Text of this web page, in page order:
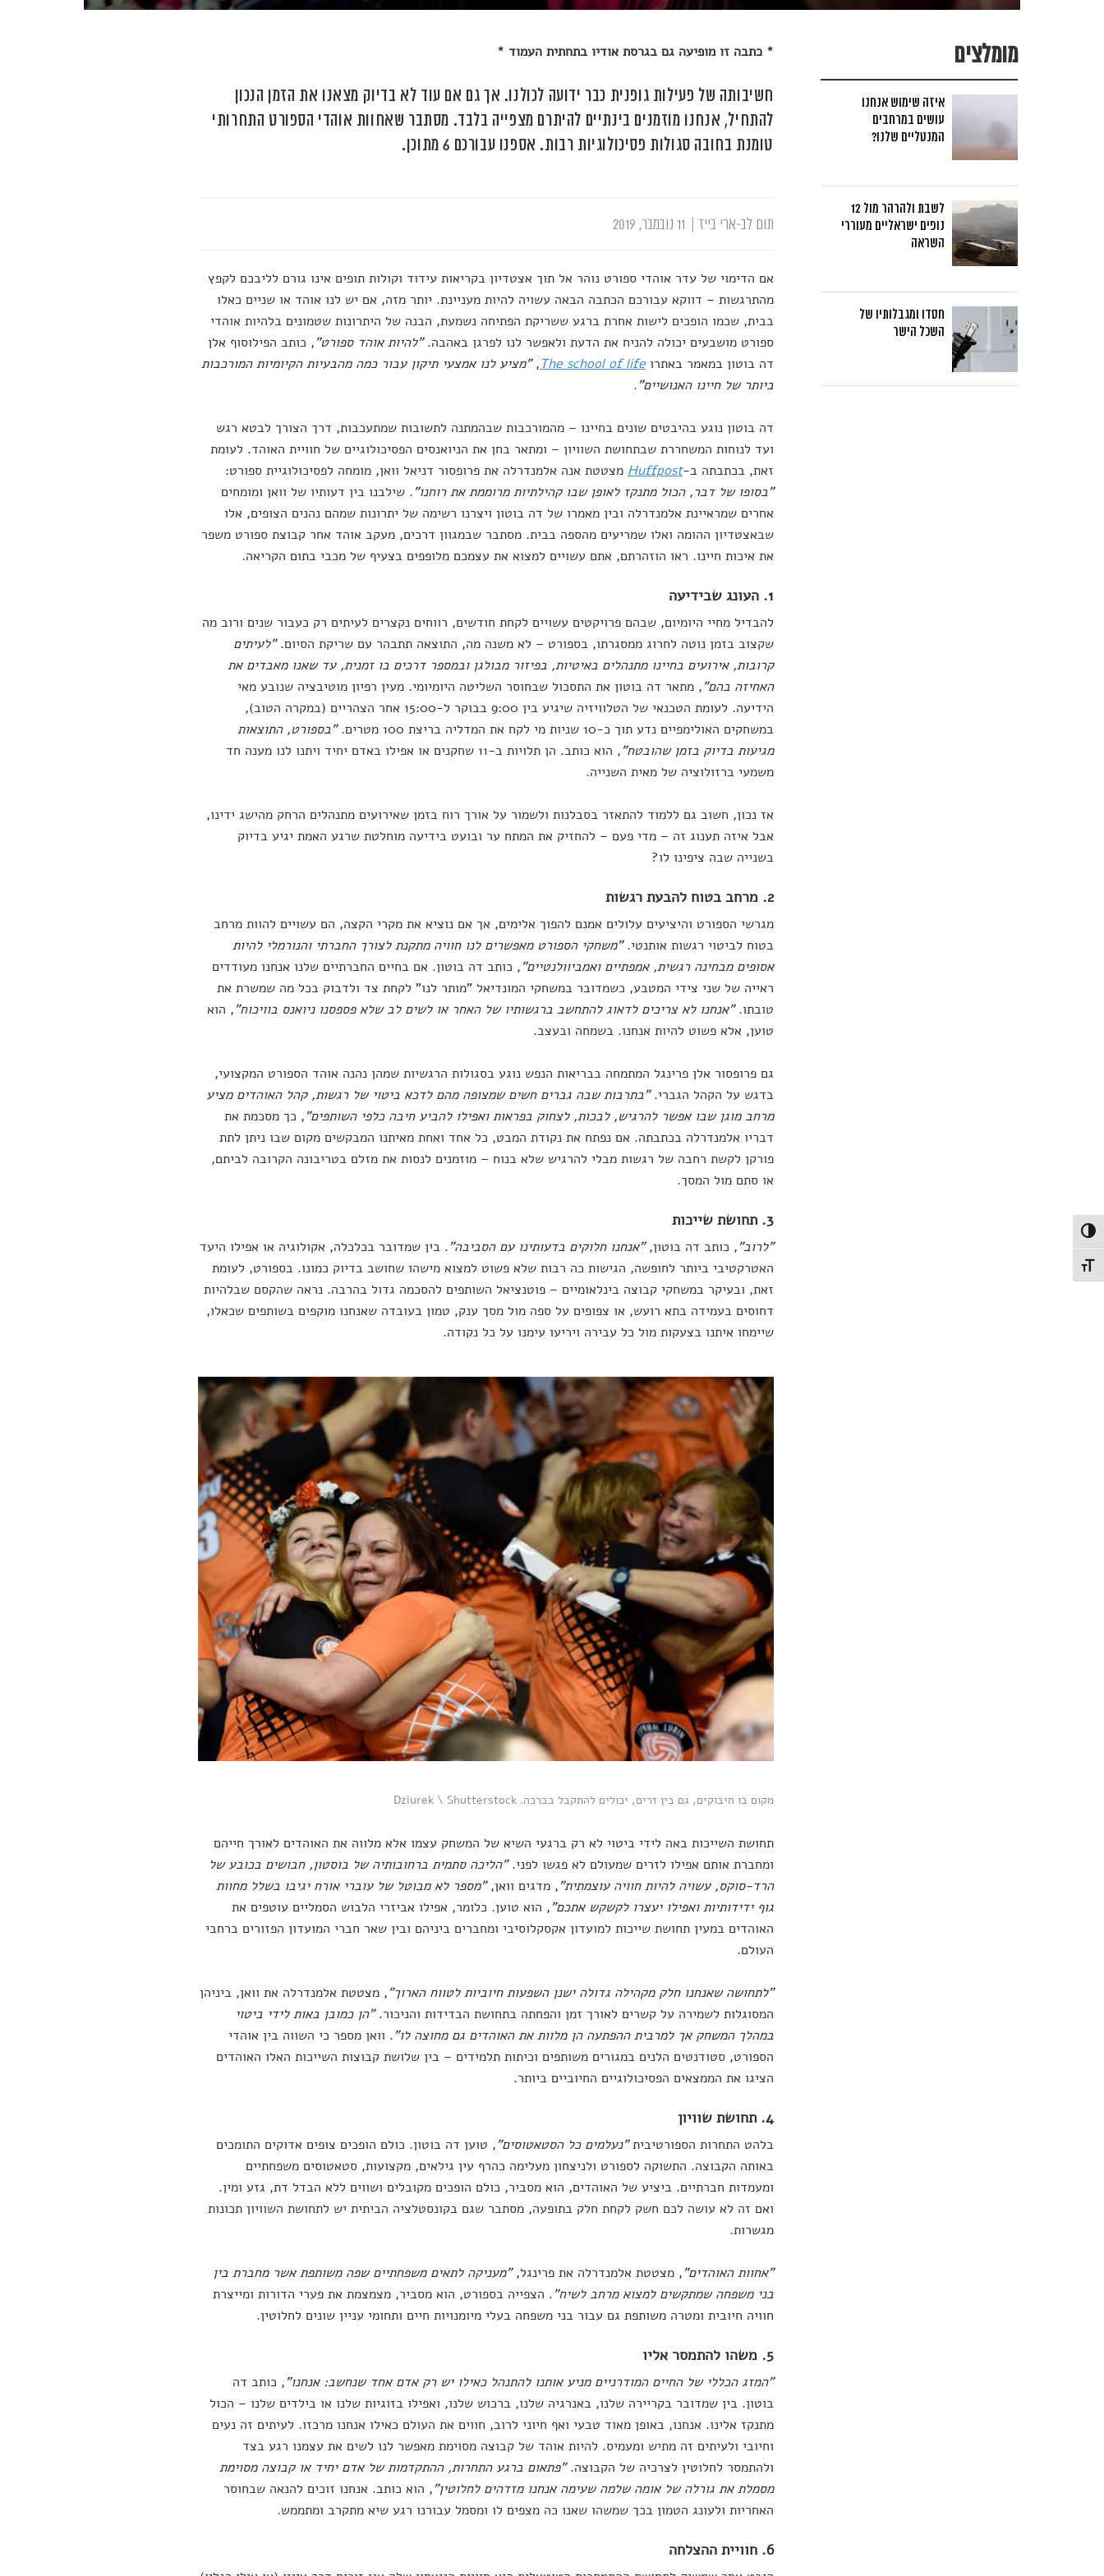
הפעל/כבה ניגודיות גבוהה
מתג גודל גופן
* כתבה זו מופיעה גם בגרסת אודיו בתחתית העמוד *
חשיבותה של פעילות גופנית כבר ידועה לכולנו. אך גם אם עוד לא בדיוק מצאנו את הזמן הנכון
להתחיל, אנחנו מוזמנים בינתיים להיתרם מצפייה בלבד. מסתבר שאחוות אוהדי הספורט התחרותי
טומנת בחובה סגולות פסיכולוגיות רבות. אספנו עבורכם 6 מתוכן.
תום לב-ארי בייז
אם הדימוי של עדר אוהדי ספורט נוהר אל תוך אצטדיון בקריאות עידוד וקולות תופים אינו גורם לליבכם לקפץ
מהתרגשות – דווקא עבורכם הכתבה הבאה עשויה להיות מעניינת. יותר מזה, אם יש לנו אוהד או שניים כאלו
בבית, שכמו הופכים לישות אחרת ברגע ששריקת הפתיחה נשמעת, הבנה של היתרונות שטמונים בלהיות אוהדי
ספורט מושבעים יכולה להניח את הדעת ולאפשר לנו לפרגן באהבה."להיות אוהד ספורט", כותב הפילוסוף אלן
דה בוטון במאמר באתרו The school of life
,"מציע לנו אמצעי תיקון עבור כמה מהבעיות הקיומיות המורכבות
ביותר של חיינו האנושיים".
דה בוטון נוגע בהיבטים שונים בחיינו – מהמורכבות שבהמתנה לתשובות שמתעכבות, דרך הצורך לבטא רגש
ועד לנוחות המשחררת שבתחושת השוויון – ומתאר בחן את הניואנסים הפסיכולוגיים של חוויית האוהד. לעומת
זאת, בכתבתה ב-Huffpost מצטטת אנה אלמנדרלה את פרופסור דניאל וואן, מומחה לפסיכולוגיית ספורט:
"בסופו של דבר, הכול מתנקז לאופן שבו קהילתיות מרוממת את רוחנו". שילבנו בין דעותיו של וואן ומומחים
אחרים שמראיינת אלמנדרלה ובין מאמרו של דה בוטון ויצרנו רשימה של יתרונות שמהם נהנים הצופים, אלו
שבאצטדיון ההומה ואלו שמריעים מהספה בבית. מסתבר שבמגוון דרכים, מעקב אוהד אחר קבוצת ספורט משפר
את איכות חיינו. ראו הוזהרתם, אתם עשויים למצוא את עצמכם מלופפים בצעיף של מכבי בתום הקריאה.
1. העונג שבידיעה
להבדיל מחיי היומיום, שבהם פרויקטים עשויים לקחת חודשים, רווחים נקצרים לעיתים רק כעבור שנים ורוב מה
שקצוב בזמן נוטה לחרוג ממסגרתו, בספורט – לא משנה מה, התוצאה תתבהר עם שריקת הסיום."לעיתים
קרובות, אירועים בחיינו מתנהלים באיטיות, בפיזור מבולגן ובמספר דרכים בו זמנית, עד שאנו מאבדים את
האחיזה בהם", מתאר דה בוטון את התסכול שבחוסר השליטה היומיומי. מעין רפיון מוטיבציה שנובע מאי
הידיעה. לעומת הטכנאי של הטלוויזיה שיגיע בין 9:00 בבוקר ל-15:00 אחר הצהריים (במקרה הטוב),
במשחקים האולימפיים נדע תוך כ-10 שניות מי לקח את המדליה בריצת 100 מטרים.
"בספורט, התוצאות
מגיעות בדיוק בזמן שהובטח"
, הוא כותב. הן תלויות ב-11 שחקנים או אפילו באדם יחיד ויתנו לנו מענה חד
משמעי ברזולוציה של מאית השנייה.
אז נכון, חשוב גם ללמוד להתאזר בסבלנות ולשמור על אורך רוח בזמן שאירועים מתנהלים הרחק מהישג ידינו,
אבל איזה תענוג זה – מדי פעם – להחזיק את המתח ער ובועט בידיעה מוחלטת שרגע האמת יגיע בדיוק
בשנייה שבה ציפינו לו?
2. מרחב בטוח להבעת רגשות
מגרשי הספורט והיציעים עלולים אמנם להפוך אלימים, אך אם נוציא את מקרי הקצה, הם עשויים להוות מרחב
בטוח לביטוי רגשות אותנטי."משחקי הספורט מאפשרים לנו חוויה מתקנת לצורך החברתי והנורמלי להיות
אסופים מבחינה רגשית, אמפתיים ואמביוולנטיים", כותב דה בוטון. אם בחיים החברתיים שלנו אנחנו מעודדים
ראייה של שני צידי המטבע, כשמדובר במשחקי המונדיאל "מותר לנו" לקחת צד ולדבוק בכל מה שמשרת את
טובתו."אנחנו לא צריכים לדאוג להתחשב ברגשותיו של האחר או לשים לב שלא פספסנו ניואנס בוויכוח", הוא
טוען, אלא פשוט להיות אנחנו. בשמחה ובעצב.
גם פרופסור אלן פרינגל המתמחה בבריאות הנפש נוגע בסגולות הרגשיות שמהן נהנה אוהד הספורט המקצועי,
בדגש על הקהל הגברי."בתרבות שבה גברים חשים שמצופה מהם לדכא ביטוי של רגשות, קהל האוהדים מציע
מרחב מוגן שבו אפשר להרגיש, לבכות, לצחוק בפראות ואפילו להביע חיבה כלפי השותפים", כך מסכמת את
דבריו אלמנדרלה בכתבתה. אם נפתח את נקודת המבט, כל אחד ואחת מאיתנו המבקשים מקום שבו ניתן לתת
פורקן לקשת רחבה של רגשות מבלי להרגיש שלא בנוח – מוזמנים לנסות את מזלם בטריבונה הקרובה לביתם,
או סתם מול המסך.
3. תחושת שייכות
"לרוב", כותב דה בוטון,"אנחנו חלוקים בדעותינו עם הסביבה". בין שמדובר בכלכלה, אקולוגיה או אפילו היעד
האטרקטיבי ביותר לחופשה, הגישות כה רבות שלא פשוט למצוא מישהו שחושב בדיוק כמונו. בספורט, לעומת
זאת, ובעיקר במשחקי קבוצה בינלאומיים – פוטנציאל השותפים להסכמה גדול בהרבה. נראה שהקסם שבלהיות
דחוסים בעמידה בתא רועש, או צפופים על ספה מול מסך ענק, טמון בעובדה שאנחנו מוקפים בשותפים שכאלו,
שיימחו איתנו בצעקות מול כל עבירה ויריעו עימנו על כל נקודה.
מקום בו חיבוקים, גם בין זרים, יכולים להתקבל בברכה. Dziurek \ Shutterstock
תחושת השייכות באה לידי ביטוי לא רק ברגעי השיא של המשחק עצמו אלא מלווה את האוהדים לאורך חייהם
ומחברת אותם אפילו לזרים שמעולם לא פגשו לפני."הליכה סתמית ברחובותיה של בוסטון, חבושים בכובע של
הרד-סוקס, עשויה להיות חוויה עוצמתית", מדגים וואן,"מספר לא מבוטל של עוברי אורח יגיבו בשלל מחוות
גוף ידידותיות ואפילו יעצרו לקשקש אתכם", הוא טוען. כלומר, אפילו אביזרי הלבוש הסמליים עוטפים את
האוהדים במעין תחושת שייכות למועדון אקסקלוסיבי ומחברים ביניהם ובין שאר חברי המועדון הפזורים ברחבי
העולם.
"לתחושה שאנחנו חלק מקהילה גדולה ישנן השפעות חיוביות לטווח הארוך", מצטטת אלמנדרלה את וואן, ביניהן
המסוגלות לשמירה על קשרים לאורך זמן והפחתה בתחושת הבדידות והניכור."הן כמובן באות לידי ביטוי
במהלך המשחק אך למרבית ההפתעה הן מלוות את האוהדים גם מחוצה לו". וואן מספר כי השווה בין אוהדי
הספורט, סטודנטים הלנים במגורים משותפים וכיתות תלמידים – בין שלושת קבוצות השייכות האלו האוהדים
הציגו את הממצאים הפסיכולוגיים החיוביים ביותר.
4. תחושת שוויון
בלהט התחרות הספורטיבית"נעלמים כל הסטאטוסים", טוען דה בוטון. כולם הופכים צופים אדוקים התומכים
באותה הקבוצה. התשוקה לספורט ולניצחון מעלימה כהרף עין גילאים, מקצועות, סטאטוסים משפחתיים
ומעמדות חברתיים. ביציע של האוהדים, הוא מסביר, כולם הופכים מקובלים ושווים ללא הבדל דת, גזע ומין.
ואם זה לא עושה לכם חשק לקחת חלק בתופעה, מסתבר שגם בקונסטלציה הביתית יש לתחושת השוויון תכונות
מגשרות.
"אחוות האוהדים", מצטטת אלמנדרלה את פרינגל,"מעניקה לתאים משפחתיים שפה משותפת אשר מחברת בין
בני משפחה שמתקשים למצוא מרחב לשיח". הצפייה בספורט, הוא מסביר, מצמצמת את פערי הדורות ומייצרת
חוויה חיובית ומטרה משותפת גם עבור בני משפחה בעלי מיומנויות חיים ותחומי עניין שונים לחלוטין.
5. משהו להתמסר אליו
"המזג הכללי של החיים המודרניים מניע אותנו להתנהל כאילו יש רק אדם אחד שנחשב: אנחנו", כותב דה
בוטון. בין שמדובר בקריירה שלנו, באנרגיה שלנו, ברכוש שלנו, ואפילו בזוגיות שלנו או בילדים שלנו – הכול
מתנקז אלינו. אנחנו, באופן מאוד טבעי ואף חיוני לרוב, חווים את העולם כאילו אנחנו מרכזו. לעיתים זה נעים
וחיובי ולעיתים זה מתיש ומעמיס. להיות אוהד של קבוצה מסוימת מאפשר לנו לשים את עצמנו רגע בצד
ולהתמסר לחלוטין לצרכיה של הקבוצה."פתאום ברגע התחרות, ההתקדמות של אדם יחיד או קבוצה מסוימת
מסמלת את גורלה של אומה שלמה שעימה אנחנו מזדהים לחלוטין", הוא כותב. אנחנו זוכים להנאה שבחוסר
האחריות ולעונג הטמון בכך שמשהו שאנו כה מצפים לו ומסמל עבורנו רגע שיא מתקרב ומתממש.
6. חוויית ההצלחה
מומלצים
איזה שימוש אנחנו
עושים במרחבים
המנטליים שלנו?
לשבת ולהרהר מול 12
נופים ישראליים מעוררי
השראה
חסדו ומגבלותיו של
השכל הישר